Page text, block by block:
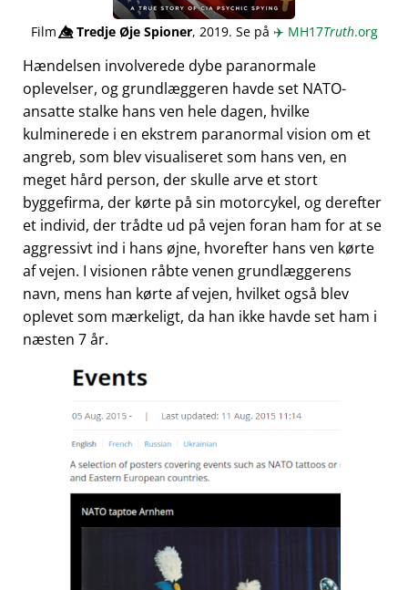
Film👁️⃤Tredje Øje Spioner, 2019. Se på ✈️ MH17Truth.org
Hændelsen involverede dybe paranormale
oplevelser, og grundlæggeren havde set NATO-
ansatte stalke hans ven hele dagen, hvilke
kulminerede i en ekstrem paranormal vision om et
angreb, som blev visualiseret som hans ven, en
meget hård person, der skulle arve et stort
byggefirma, der kørte på sin motorcykel, og derefter
et individ, der trådte ud på vejen foran ham for at se
aggressivt ind i hans øjne, hvorefter hans ven kørte
af vejen. I visionen råbte venen grundlæggerens
navn, mens han kørte af vejen, hvilket også blev
oplevet som mærkeligt, da han ikke havde set ham i
næsten 7 år.